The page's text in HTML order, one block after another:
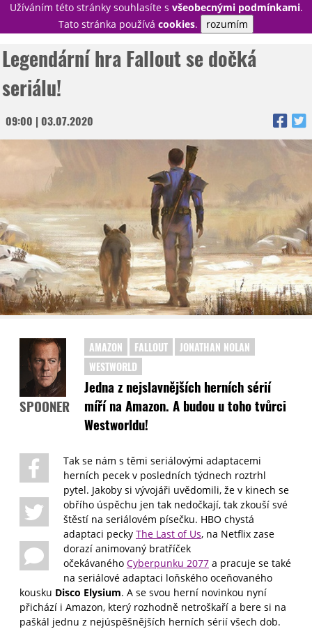
Užíváním této stránky souhlasíte s všeobecnými podmínkami.
Tato stránka používá cookies. rozumím
PŘIHLÁSIT
TÉMATA
RECENZE
EPIZODY
TRAILERY
GALERIE
DISKUZE
STATISTIKY
TIRÁŽ
Legendární hra Fallout se dočká
seriálu!
09:00 | 03.07.2020
SPOONER
AMAZON FALLOUT
JONATHAN NOLAN
WESTWORLD
Jedna z nejslavnějších herních sérií
míří na Amazon. A budou u toho tvůrci
Westworldu!
Tak se nám s těmi seriálovými adaptacemi
herních pecek v posledních týdnech roztrhl
pytel. Jakoby si vývojáři uvědomili, že v kinech se
obřího úspěchu jen tak nedočkají, tak zkouší své
štěstí na seriálovém písečku. HBO chystá
adaptaci pecky The Last of Us, na Netflix zase
dorazí animovaný bratříček
očekávaného Cyberpunku 2077 a pracuje se také
na seriálové adaptaci loňského oceňovaného
kousku Disco Elysium. A se svou herní novinkou nyní
přichází i Amazon, který rozhodně netroškaří a bere si na
paškál jednu z nejúspěšnějších herních sérií všech dob.